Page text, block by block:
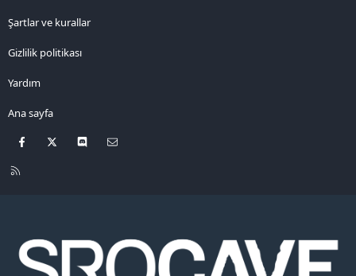
Şartlar ve kurallar
Gizlilik politikası
Yardım
Ana sayfa
Facebook Discord
R